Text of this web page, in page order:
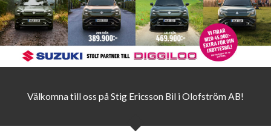
Välkomna till oss på Stig Ericsson Bil i Olofström AB!